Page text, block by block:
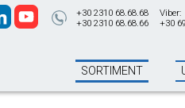
+30 2310 68.68.68
+30 2310 68.68.66
Viber:
+30
SORTIMENT